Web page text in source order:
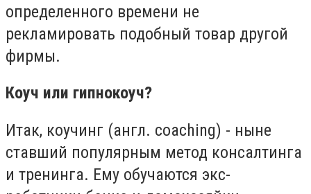
определенного времени не
рекламировать подобный товар другой
фирмы.
Коуч или гипнокоуч?
Итак, коучинг (англ. coaching) - ныне
ставший популярным метод консалтинга
и тренинга. Ему обучаются экс-